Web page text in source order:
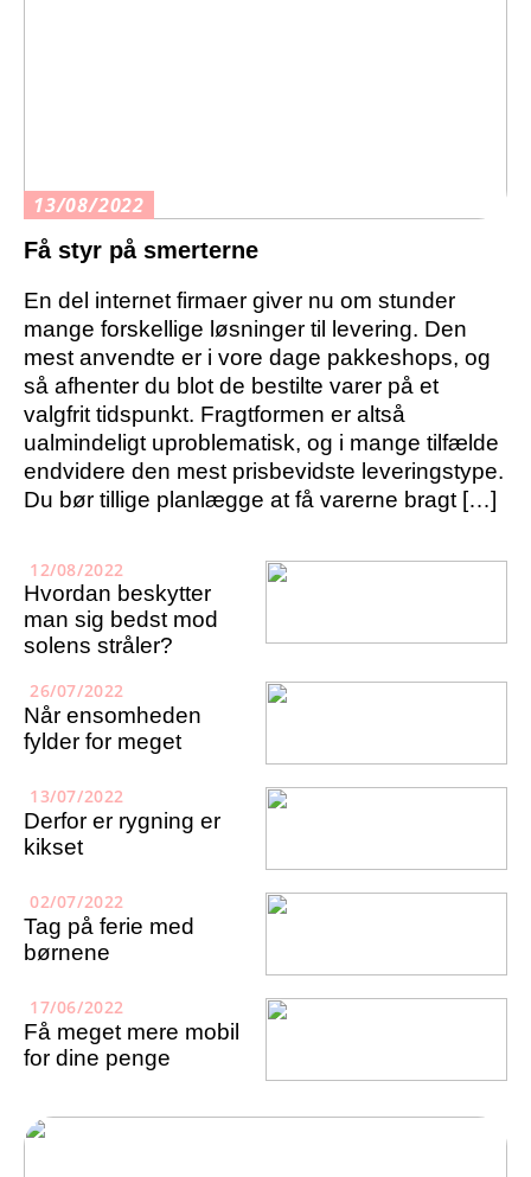
13/08/2022
Få styr på smerterne
En del internet firmaer giver nu om stunder
mange forskellige løsninger til levering. Den
mest anvendte er i vore dage pakkeshops, og
så afhenter du blot de bestilte varer på et
valgfrit tidspunkt. Fragtformen er altså
ualmindeligt uproblematisk, og i mange tilfælde
endvidere den mest prisbevidste leveringstype.
Du bør tillige planlægge at få varerne bragt […]
12/08/2022
Hvordan beskytter
man sig bedst mod
solens stråler?
26/07/2022
Når ensomheden
fylder for meget
13/07/2022
Derfor er rygning er
kikset
02/07/2022
Tag på ferie med
børnene
17/06/2022
Få meget mere mobil
for dine penge